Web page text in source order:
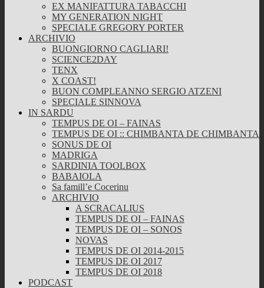
EX MANIFATTURA TABACCHI
MY GENERATION NIGHT
SPECIALE GREGORY PORTER
ARCHIVIO
BUONGIORNO CAGLIARI!
SCIENCE2DAY
TENX
X COAST!
BUON COMPLEANNO SERGIO ATZENI
SPECIALE SINNOVA
IN SARDU
TEMPUS DE OI – FAINAS
TEMPUS DE OI :: CHIMBANTA DE CHIMBANTA
SONUS DE OI
MADRIGA
SARDINIA TOOLBOX
BABAIOLA
Sa famill’e Cocerinu
ARCHIVIO
A SCRACALIUS
TEMPUS DE OI – FAINAS
TEMPUS DE OI – SONOS
NOVAS
TEMPUS DE OI 2014-2015
TEMPUS DE OI 2017
TEMPUS DE OI 2018
PODCAST